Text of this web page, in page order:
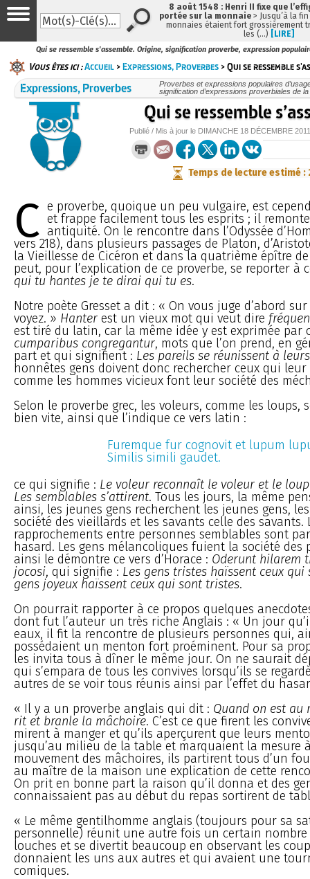
Qui se ressemble s'assemble. Origine, signification proverbe, expression
Vous êtes ici :Accueil >Expressions, Proverbes > Qui se ressemble
Expressions, Proverbes
Proverbes et expressions populaires
signification d’expressions proverbiales de
Qui se ressemble
Publié / Mis à jour le DIMANCHE 18 DÉCEMBRE 2011
Temps de lecture estimé :
C e proverbe, quoique un peu vulgaire, est
et frappe facilement tous les esprits ; il
antiquité. On le rencontre dans l’Odyssée
vers 218), dans plusieurs passages de Platon,
la Vieillesse de Cicéron et dans la quatrième épître
peut, pour l’explication de ce proverbe, se reporter à
qui tu hantes je te dirai qui tu es.
Notre poète Gresset a dit : « On vous juge d’abord
voyez. » Hanter est un vieux mot qui veut dire
est tiré du latin, car la même idée y est exprimée par
cumparibus congregantur, mots que l’on prend, en
part et qui signifient : Les pareils se réunissent à
honnêtes gens doivent donc rechercher ceux qui leur
comme les hommes vicieux font leur société des
Selon le proverbe grec, les voleurs, comme les loups,
bien vite, ainsi que l’indique ce vers latin :
Furemque fur cognovit et lupum
Similis simili gaudet.
ce qui signifie : Le voleur reconnaît le voleur et le
Les semblables s’attirent. Tous les jours, la même
ainsi, les jeunes gens recherchent les jeunes gens,
société des vieillards et les savants celle des savants.
rapprochements entre personnes semblables sont
hasard. Les gens mélancoliques fuient la société des
ainsi le démontre ce vers d’Horace : Oderunt hilarem
jocosi, qui signifie : Les gens tristes haïssent ceux
gens joyeux haïssent ceux qui sont tristes.
On pourrait rapporter à ce propos quelques
dont fut l’auteur un très riche Anglais : « Un jour
eaux, il fit la rencontre de plusieurs personnes qui,
possédaient un menton fort proéminent. Pour sa
les invita tous à dîner le même jour. On ne saurait
qui s’empara de tous les convives lorsqu’ils se
autres de se voir tous réunis ainsi par l’effet du
« Il y a un proverbe anglais qui dit : Quand on est au
rit et branle la mâchoire. C’est ce que firent les
mirent à manger et qu’ils aperçurent que leurs
jusqu’au milieu de la table et marquaient la mesure
mouvement des mâchoires, ils partirent tous d’un
au maître de la maison une explication de cette
On prit en bonne part la raison qu’il donna et des
connaissaient pas au début du repas sortirent de
« Le même gentilhomme anglais (toujours pour sa
personnelle) réunit une autre fois un certain nombre
louches et se divertit beaucoup en observant les
donnaient les uns aux autres et qui avaient une
comiques.
8 août 1548 : Henri II fixe que
portée sur la monnaie > Jusqu’à la
monnaies étaient fort grossièrement
les (…) [LIRE]